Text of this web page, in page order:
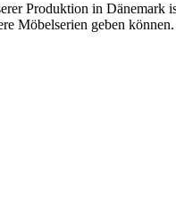
Produktion in Dänemark
Möbelserien geben können.